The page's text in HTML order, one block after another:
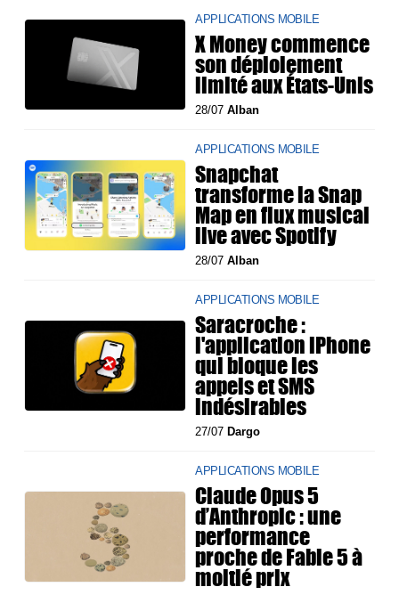
APPLICATIONS MOBILE
X Money commence
son déploiement
limité aux États-Unis
28/07Alban
APPLICATIONS MOBILE
Snapchat
transforme la Snap
Map en flux musical
live avec Spotify
28/07Alban
APPLICATIONS MOBILE
Saracroche :
l'application iPhone
qui bloque les
appels et SMS
indésirables
27/07 Dargo
APPLICATIONS MOBILE
Claude Opus 5
d’Anthropic : une
performance
proche de Fable 5 à
moitié prix